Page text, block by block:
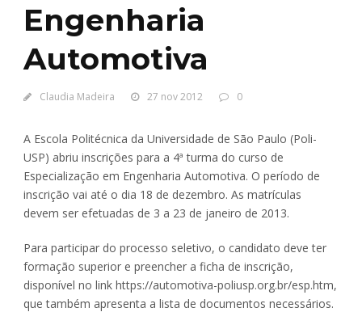
Engenharia
Automotiva
Claudia Madeira 27 nov 2012 0
A Escola Politécnica da Universidade de São Paulo (Poli-
USP) abriu inscrições para a 4ª turma do curso de
Especialização em Engenharia Automotiva. O período de
inscrição vai até o dia 18 de dezembro. As matrículas
devem ser efetuadas de 3 a 23 de janeiro de 2013.
Para participar do processo seletivo, o candidato deve ter
formação superior e preencher a ficha de inscrição,
disponível no link https://automotiva-poliusp.org.br/esp.htm,
que também apresenta a lista de documentos necessários.